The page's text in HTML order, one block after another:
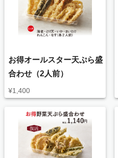
お得オールスター天ぷら盛
合わせ（2人前）
¥1,400